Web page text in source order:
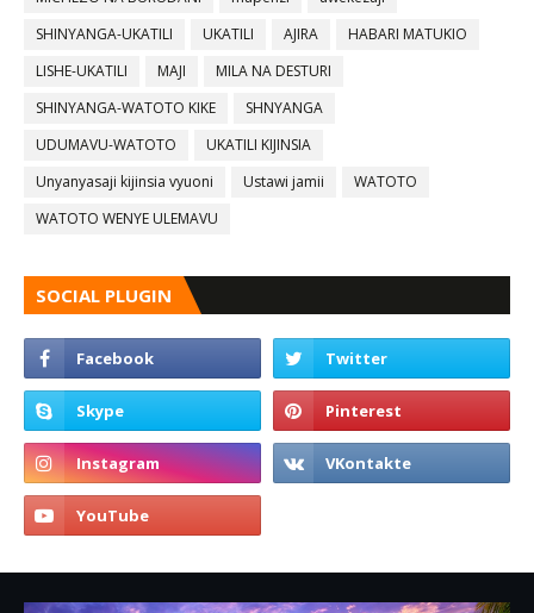
SHINYANGA-UKATILI
UKATILI AJIRA
HABARI MATUKIO
LISHE-UKATILI
MAJI
MILA NA DESTURI
SHINYANGA-WATOTO KIKE
SHNYANGA
UDUMAVU-WATOTO
UKATILI KIJINSIA
Unyanyasaji kijinsia vyuoni
Ustawi jamii
WATOTO
WATOTO WENYE ULEMAVU
SOCIAL PLUGIN